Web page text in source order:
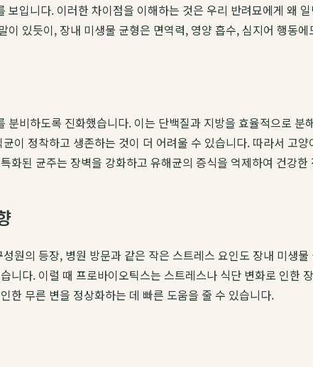
입니다. 이러한 차이점을 이해하는 것은 우리 반려묘에게 왜
있듯이, 장내 미생물 균형은 면역력, 영양 흡수, 심지어 행동
비하도록 진화했습니다. 이는 단백질과 지방을 효율적으로
이 정착하고 생존하는 것이 더 어려울 수 있습니다. 따라서 고
화된 균주는 장벽을 강화하고 유해균의 증식을 억제하여 건강
원의 등장, 병원 방문과 같은 작은 스트레스 요인도 장내 미생
니다. 이럴 때 프로바이오틱스는 스트레스나 식단 변화로 인한
한 무른 변을 정상화하는 데 빠른 도움을 줄 수 있습니다.